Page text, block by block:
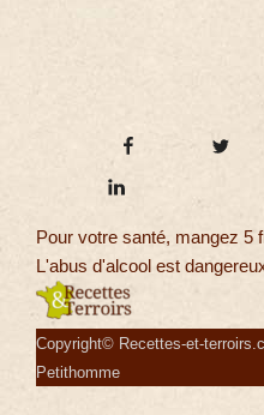
Pour votre santé, mangez 5
L'abus d'alcool est
Copyright© Recettes-et-
Petithomme